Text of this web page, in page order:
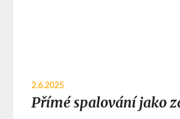
2.6.2025
Přímé spalování jako